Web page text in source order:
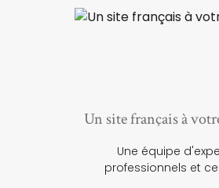
Un site français à
Une équipe
professionnels et